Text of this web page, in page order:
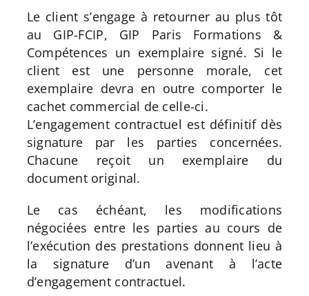
Le client s’engage à retourner au plus tôt
au GIP-FCIP, GIP Paris Formations &
Compétences un exemplaire signé. Si le
client est une personne morale, cet
exemplaire devra en outre comporter le
cachet commercial de celle-ci.
L’engagement contractuel est définitif dès
signature par les parties concernées.
Chacune reçoit un exemplaire du
document original.
Le cas échéant, les modifications
négociées entre les parties au cours de
l’exécution des prestations donnent lieu à
la signature d’un avenant à l’acte
d’engagement contractuel.